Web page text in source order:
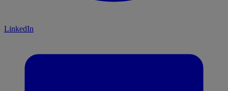
LinkedIn